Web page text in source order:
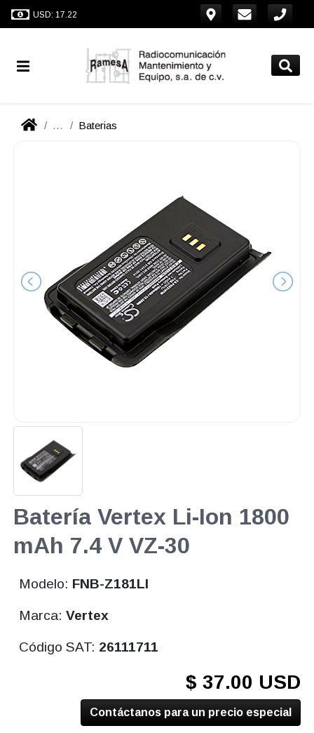
USD: 17.22
... Baterias
Batería Vertex Li-Ion 1800
mAh 7.4 V VZ-30
Modelo: FNB-Z181LI
Marca:Vertex
Código SAT: 26111711
$ 37.00 USD
Contáctanos para un precio especial